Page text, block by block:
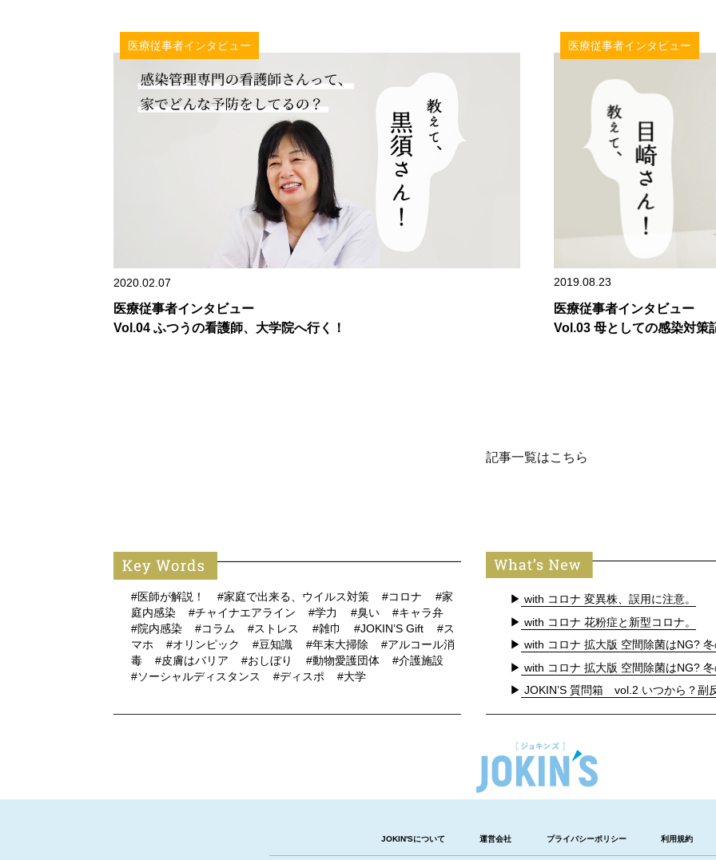
医療従事者インタビュー
2020.02.07
医療従事者インタビュー
Vol.04 ふつうの看護師、大学院へ行く！
医療従事者インタビュー
2019.08.23
医療従事者インタビュー
Vol.03 母としての感染対策
記事一覧はこちら
#医師が解説！ #家庭で出来る、ウイルス対策 #コロナ
#家
庭内感染
#チャイナエアライン #学力 #臭い
#キャラ弁
#院内感染
#コラム #ストレス #雑巾 #JOKIN’S Gift
#ス
マホ
#オリンピック #豆知識 #年末大掃除
#アルコール消
毒
#皮膚はバリア #おしぼり #動物愛護団体
#介護施設
#ソーシャルディスタンス
#ディスポ #大学
▶ with コロナ 変異株、誤用に注意。
▶ with コロナ 花粉症と新型コロナ。
▶ with コロナ 拡大版 空間除菌はNG?
▶ with コロナ 拡大版 空間除菌はNG?
▶ JOKIN’S 質問箱 vol.2 いつから？副
JOKIN'Sについて 運営会社 プライバシーポリシー 利用規約